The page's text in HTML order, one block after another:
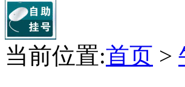
当前位置:首页 >